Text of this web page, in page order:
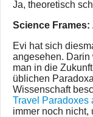
Ja, theoretisch
Science
Evi hat sich
angesehen. Darin
man in die
üblichen
Wissenschaft
Travel Paradoxes
immer noch nicht,